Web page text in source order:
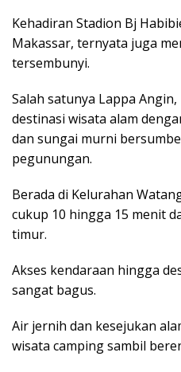
Kehadiran Stadion Bj
Makassar, ternyata juga
tersembunyi.
Salah satunya Lappa
destinasi wisata alam
dan sungai murni
pegunungan.
Berada di Kelurahan
cukup 10 hingga 15 menit
timur.
Akses kendaraan hingga
sangat bagus.
Air jernih dan kesejukan
wisata camping sambil